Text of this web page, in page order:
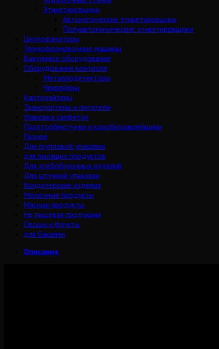
Этикетировщики
Автоматические этикетировщики
Полуавтоматические этикетировщики
Целлофанаторы
Термоформовочные машины
Вакуумное оборудование
Оборудование контроля
Металлодетекторы
Чеквейеры
Картонайзеры
Транспортеры и питатели
Упаковка салфеток
Палетообмотчики и коробкозаклейщики
Разное
Для групповой упаковки
для пылящих продуктов
Для хлебобулочных изделий
Для штучной упаковки
Кондитерские изделия
Молочные продукты
Мясные продукты
Не пищевая продукция
Овощи и фрукты
для бакалеи
Описание